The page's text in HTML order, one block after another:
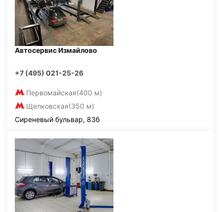
Автосервис Измайлово
+7 (495) 021-25-26
Первомайская(400 м)
Щелковская(350 м)
Сиреневый бульвар, 83б